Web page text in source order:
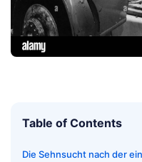
Table of Contents
Die Sehnsucht nach der